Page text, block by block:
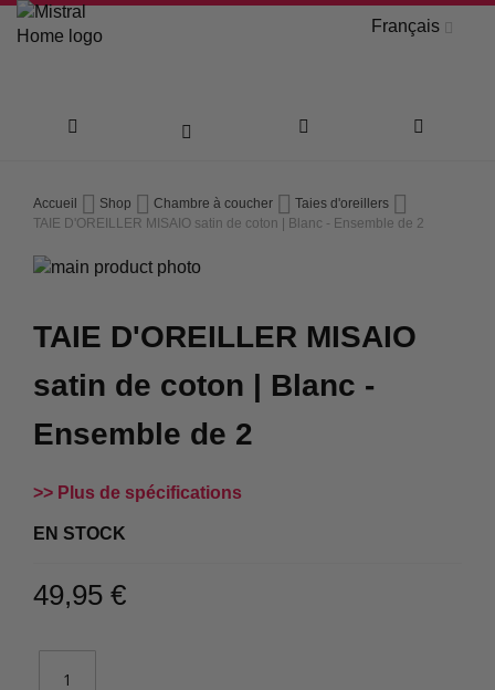
Français
au
contenu
Accueil Shop Chambre à coucher
Taies d'oreillers
TAIE D'OREILLER MISAIO satin de coton | Blanc - Ensemble de 2
Passer
la
d’images
début
la
d’images
TAIE D'OREILLER MISAIO
satin de coton | Blanc -
Ensemble de 2
Plus de spécifications
EN STOCK
49,95 €